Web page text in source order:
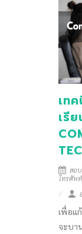
เท
เรี
สอ
โทรศัพ
เพื่อแ
จะบา